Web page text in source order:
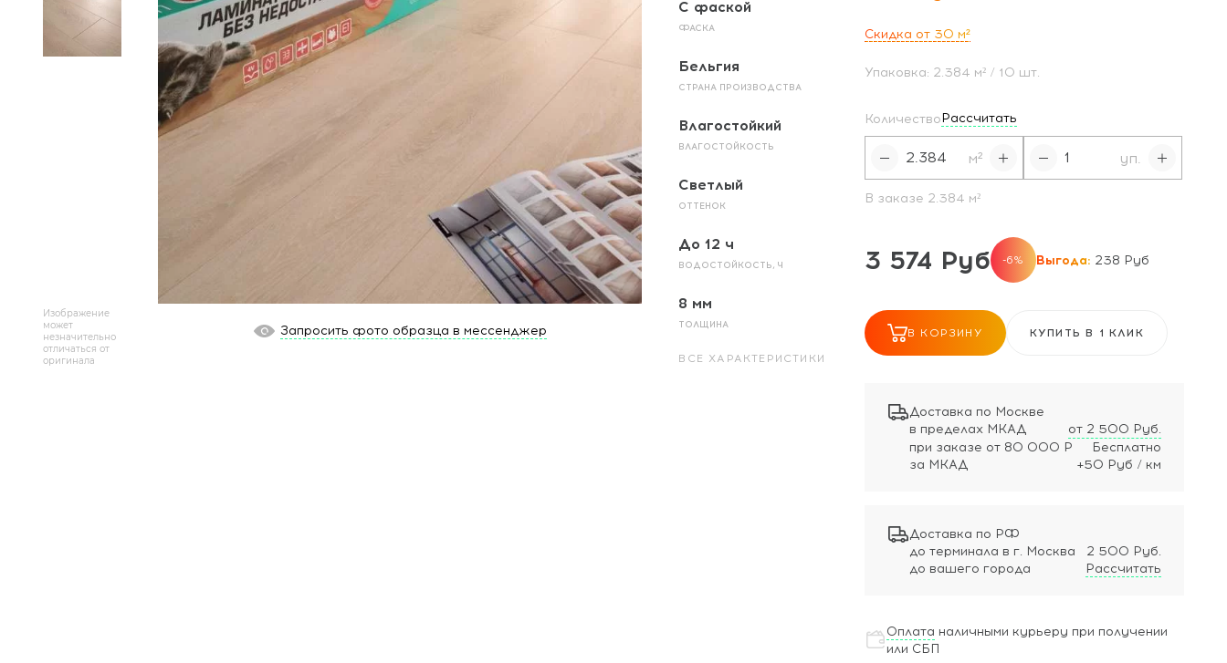
Массивная доска
Террасная доска
Аксессуары для укладки
Настенные покрытия
По распродаже и скидке
Популярные товары
Изображение
может
незначительно
отличаться от
оригинала
Запросить фото образца в мессенджер
С фаской
ФАСКА
Бельгия
СТРАНА ПРОИЗВОДСТВА
Влагостойкий
ВЛАГОСТОЙКОСТЬ
Светлый
ОТТЕНОК
До 12 ч
ВОДОСТОЙКОСТЬ, Ч
8 мм
ТОЛЩИНА
ВСЕ ХАРАКТЕРИСТИКИ
Скидка от 30 м²
Упаковка: 2.384 м² / 10 шт.
КоличествоРассчитать
м² уп.
В заказе 2.384 м²
3 574 Руб -6% Выгода: 238 Руб
В КОРЗИНУ КУПИТЬ В 1 КЛИК
Доставка по Москве
в пределах МКАД
от 2 500 Руб.
при заказе от 80 000 Р
Бесплатно
за МКАД
+50 Руб / км
Доставка по РФ
до терминала в г. Москва
2 500 Руб.
до вашего города
Рассчитать
Оплата наличными курьеру при получении
или СБП